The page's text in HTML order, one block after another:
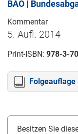
BAO |
Kommentar
5. Aufl. 2014
Print-ISBN: 978-3-
Besitzen Sie